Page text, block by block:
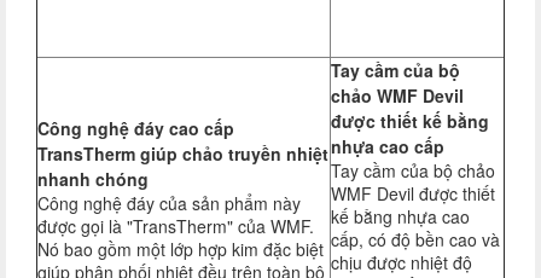
Công nghệ đáy cao cấp
TransTherm giúp chảo truyền nhiệt
nhanh chóng
Công nghệ đáy của sản phẩm này
được gọi là "TransTherm" của WMF.
Nó bao gồm một lớp hợp kim đặc biệt
giúp phân phối nhiệt đều trên toàn bộ
Tay cầm của bộ
chảo WMF Devil
được thiết kế bằng
nhựa cao cấp
Tay cầm của bộ chảo
WMF Devil được thiết
kế bằng nhựa cao
cấp, có độ bền cao và
chịu được nhiệt độ